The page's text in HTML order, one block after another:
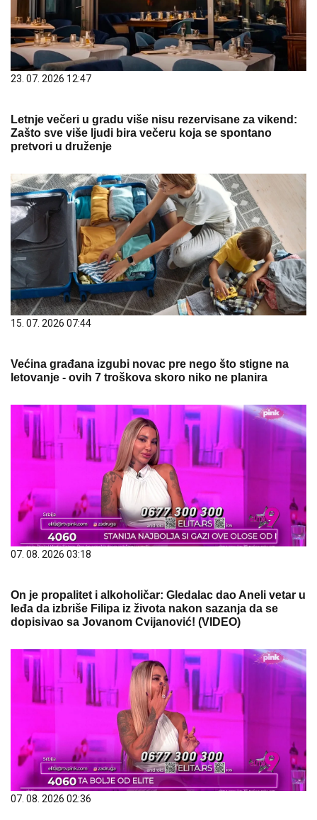
23. 07. 2026 12:47
Letnje večeri u gradu više nisu rezervisane za vikend:
Zašto sve više ljudi bira večeru koja se spontano
pretvori u druženje
15. 07. 2026 07:44
Većina građana izgubi novac pre nego što stigne na
letovanje - ovih 7 troškova skoro niko ne planira
07. 08. 2026 03:18
On je propalitet i alkoholičar: Gledalac dao Aneli vetar u
leđa da izbriše Filipa iz života nakon sazanja da se
dopisivao sa Jovanom Cvijanović! (VIDEO)
07. 08. 2026 02:36